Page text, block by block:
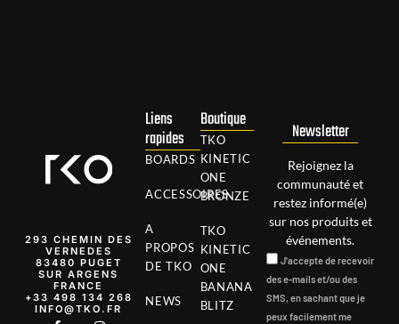
293 CHEMIN DES
VERNEDES
83480 PUGET
SUR ARGENS
FRANCE
‭+33 498 134 268‬
INFO@TKO.FR
Liens
rapides
BOARDS
ACCESSOIRES
A
PROPOS
DE TKO
NEWS
Boutique
TKO
KINETIC
ONE
BRONZE
TKO
KINETIC
ONE
BANANA
BLITZ
Newsletter
Rejoignez la
communauté et
restez informé(e)
sur nos produits et
événements.
J'accepte de recevoir
des e-mails et/ou des
SMS, en sachant que je
peux facilement me